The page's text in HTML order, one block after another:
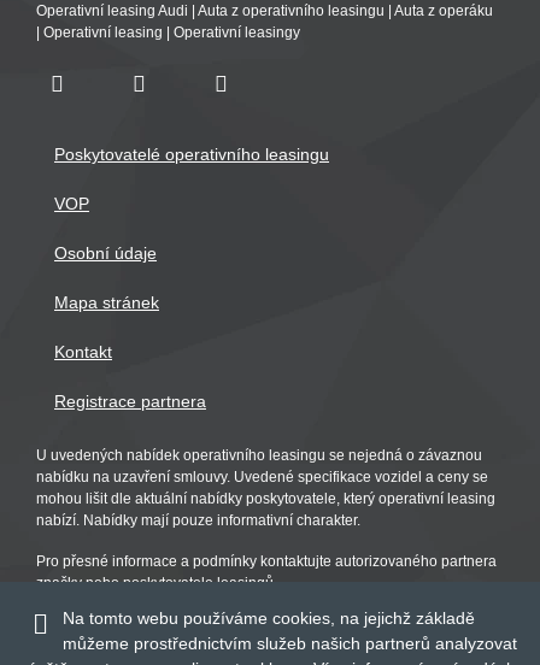
Operativní leasing Audi
Auta z operativního leasingu
Auta z operáku
Operativní leasing Operativní leasingy
Poskytovatelé operativního leasingu
VOP
Osobní údaje
Mapa stránek
Kontakt
Registrace partnera
U uvedených nabídek operativního leasingu se nejedná o závaznou
nabídku na uzavření smlouvy. Uvedené specifikace vozidel a ceny se
mohou lišit dle aktuální nabídky poskytovatele, který operativní leasing
nabízí. Nabídky mají pouze informativní charakter.
Pro přesné informace a podmínky kontaktujte autorizovaného partnera
značky nebo poskytovatele leasingů.
Na tomto webu používáme cookies, na jejichž základě
můžeme prostřednictvím služeb našich partnerů analyzovat